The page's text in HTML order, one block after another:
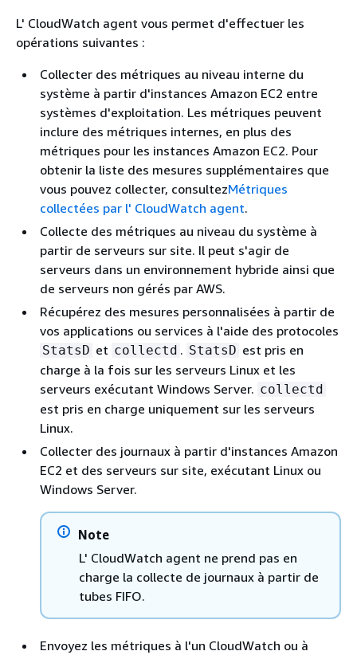
L' CloudWatch agent vous permet d'effectuer les
opérations suivantes :
Collecter des métriques au niveau interne du
système à partir d'instances Amazon EC2 entre
systèmes d'exploitation. Les métriques peuvent
inclure des métriques internes, en plus des
métriques pour les instances Amazon EC2. Pour
obtenir la liste des mesures supplémentaires que
vous pouvez collecter, consultezMétriques
collectées par l' CloudWatch agent.
Collecte des métriques au niveau du système à
partir de serveurs sur site. Il peut s'agir de
serveurs dans un environnement hybride ainsi que
de serveurs non gérés par AWS.
Récupérez des mesures personnalisées à partir de
vos applications ou services à l'aide des protocoles
StatsD et collectd . StatsD est pris en
charge à la fois sur les serveurs Linux et les
serveurs exécutant Windows Server. collectd
est pris en charge uniquement sur les serveurs
Linux.
Collecter des journaux à partir d'instances Amazon
EC2 et des serveurs sur site, exécutant Linux ou
Windows Server.
Note
L' CloudWatch agent ne prend pas en
charge la collecte de journaux à partir de
tubes FIFO.
Envoyez les métriques à l'un CloudWatch ou à